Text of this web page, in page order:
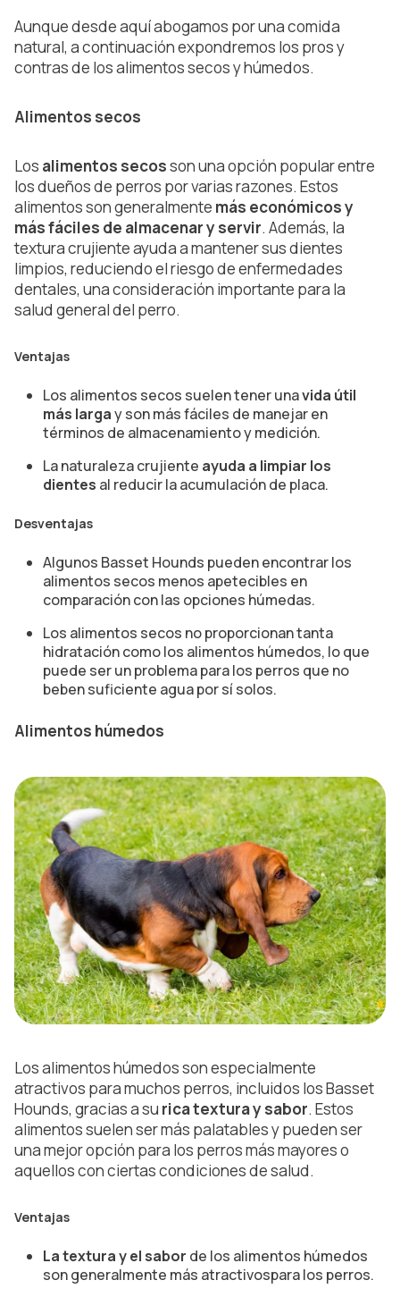
Aunque desde aquí abogamos por una comida
natural, a continuación expondremos los pros y
contras de los alimentos secos y húmedos.
Alimentos secos
Los alimentos secosson una opción popular entre
los dueños de perros por varias razones. Estos
alimentos son generalmente más económicos y
más fáciles de almacenar y servir. Además, la
textura crujiente ayuda a mantener sus dientes
limpios, reduciendo el riesgo de enfermedades
dentales, una consideración importante para la
salud general del perro.
Ventajas
Los alimentos secos suelen tener unavida útil
más largay son más fáciles de manejar en
términos de almacenamiento y medición.
La naturaleza crujiente ayuda a limpiar los
dientes al reducir la acumulación de placa.
Desventajas
Algunos Basset Hounds pueden encontrar los
alimentos secos menos apetecibles en
comparación con las opciones húmedas.
Los alimentos secos no proporcionan tanta
hidratación como los alimentos húmedos, lo que
puede ser un problema para los perros que no
beben suficiente agua por sí solos.
Alimentos húmedos
Los alimentos húmedos son especialmente
atractivos para muchos perros, incluidos los Basset
Hounds, gracias a su rica textura y sabor. Estos
alimentos suelen ser más palatables y pueden ser
una mejor opción para los perros más mayores o
aquellos con ciertas condiciones de salud.
Ventajas
La textura y el sabor de los alimentos húmedos
son generalmente más atractivospara los perros.